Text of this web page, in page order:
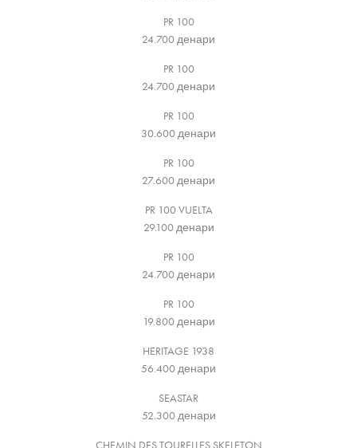
PR 100
24.700денари
PR 100
24.700денари
PR 100
30.600денари
PR 100
27.600денари
PR 100 VUELTA
29.100денари
PR 100
24.700денари
PR 100
19.800денари
HERITAGE 1938
56.400денари
SEASTAR
52.300денари
CHEMIN DES TOURELLES SKELETON